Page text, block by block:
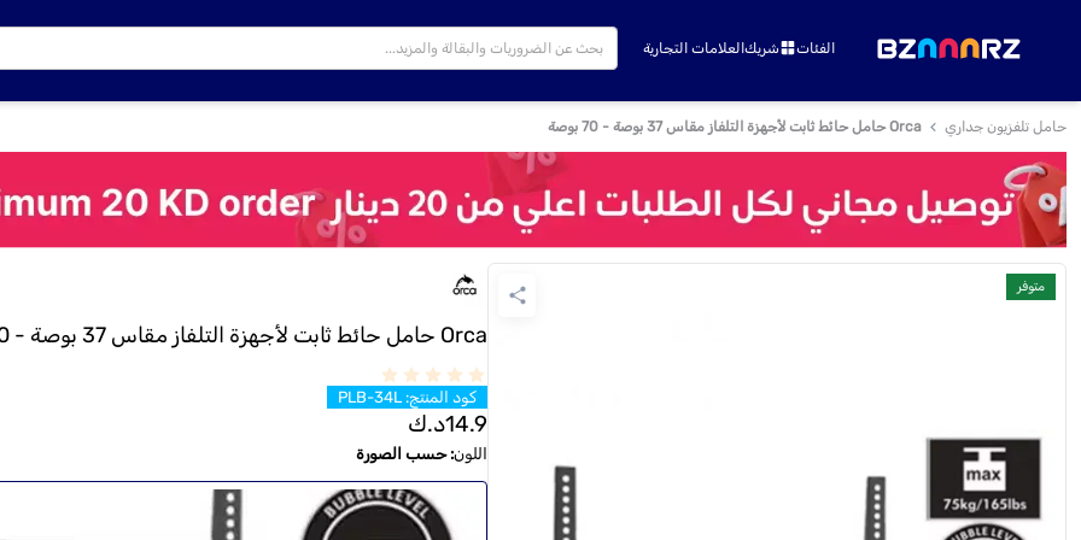
الفئات شريكالعلامات التجارية
حامل تلفزيون جداري Orca حامل حائط ثابت لأجهزة التلفاز مقاس 37 بوصة - 70 بوصة
متوفر
Orca حامل حائط ثابت لأجهزة التلفاز مقاس 37 بوصة - 70 بوصة
كود المنتج:
PLB-34L
14.9د.ك
اللون:حسب الصورة